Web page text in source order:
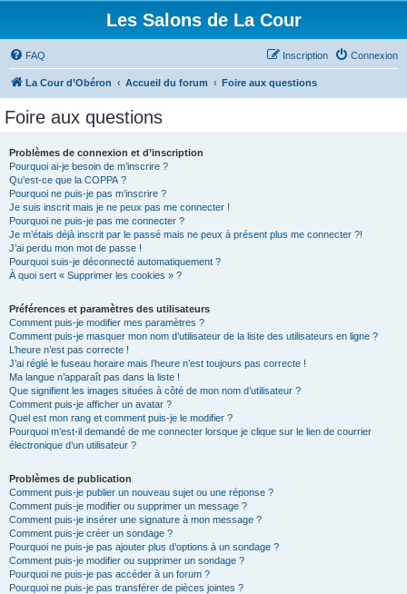
Les Salons de La Cour
FAQ Connexion
Inscription
La Cour d’Obéron Accueil du forum Foire aux questions
Foire aux questions
Problèmes de connexion et d’inscription
Pourquoi ai-je besoin de m’inscrire ?
Qu’est-ce que la COPPA ?
Pourquoi ne puis-je pas m’inscrire ?
Je suis inscrit mais je ne peux pas me connecter !
Pourquoi ne puis-je pas me connecter ?
Je m’étais déjà inscrit par le passé mais ne peux à présent plus me connecter ?!
J’ai perdu mon mot de passe !
Pourquoi suis-je déconnecté automatiquement ?
À quoi sert « Supprimer les cookies » ?
Préférences et paramètres des utilisateurs
Comment puis-je modifier mes paramètres ?
Comment puis-je masquer mon nom d’utilisateur de la liste des utilisateurs en ligne ?
L’heure n’est pas correcte !
J’ai réglé le fuseau horaire mais l’heure n’est toujours pas correcte !
Ma langue n’apparaît pas dans la liste !
Que signifient les images situées à côté de mon nom d’utilisateur ?
Comment puis-je afficher un avatar ?
Quel est mon rang et comment puis-je le modifier ?
Pourquoi m’est-il demandé de me connecter lorsque je clique sur le lien de courrier
électronique d’un utilisateur ?
Problèmes de publication
Comment puis-je publier un nouveau sujet ou une réponse ?
Comment puis-je modifier ou supprimer un message ?
Comment puis-je insérer une signature à mon message ?
Comment puis-je créer un sondage ?
Pourquoi ne puis-je pas ajouter plus d’options à un sondage ?
Comment puis-je modifier ou supprimer un sondage ?
Pourquoi ne puis-je pas accéder à un forum ?
Pourquoi ne puis-je pas transférer de pièces jointes ?